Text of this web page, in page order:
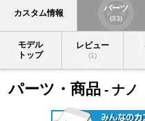
カスタム情報 パーツ
(33)
モデル
トップ
レビュー
(1)
パーツ・商品 - ナノ